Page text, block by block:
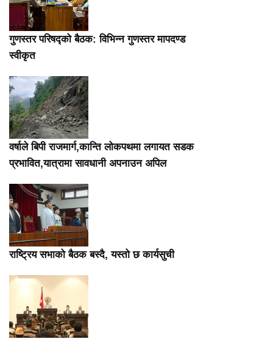
गुणस्तर परिषद्को बैठक: विभिन्न गुणस्तर मापदण्ड
स्वीकृत
वर्षाले बिपी राजमार्ग,कान्ति लोकपथमा लगायत सडक
प्रभावित,यात्रामा सावधानी अपनाउन अपिल
राष्ट्रिय सभाको बैठक बस्दै, यस्तो छ कार्यसुची